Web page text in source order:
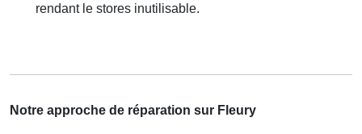
rendant le stores inutilisable.
Notre approche de réparation sur Fleury